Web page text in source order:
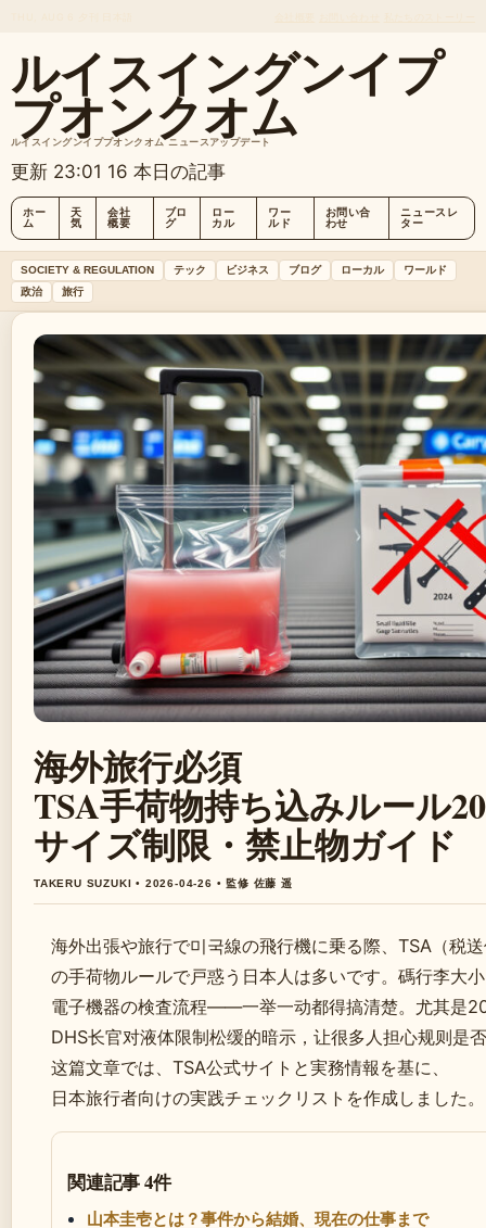
ルイスイングンイプ
プオンクオム
ルイスイングンイププオンクオム ニュースアップデート
更新 23:01 16 本日の記事
ホー
ム
天
気
会社
概要
ブロ
グ
ロー
カル
ワー
ルド
お問い合
わせ
ニュースレ
ター
SOCIETY & REGULATION テック ビジネス ブログ ローカル
ワールド
政治
旅行
海外旅行必須
TSA手荷物持ち込みルール
サイズ制限・禁止物ガイド
TAKERU SUZUKI • 2026-04-26 • 監修 佐藤 遥
海外出張や旅行で미국線の飛行機に乗る際、TSA（税
の手荷物ルールで戸惑う日本人は多いです。碼行李大
電子機器の検査流程——一举一动都得搞清楚。尤其是
DHS长官对液体限制松缓的暗示，让很多人担心规则是
这篇文章では、TSA公式サイトと実務情報を基に、
日本旅行者向けの実践チェックリストを作成しました。
関連記事 4件
山本圭壱とは？事件から結婚、現在の仕事まで